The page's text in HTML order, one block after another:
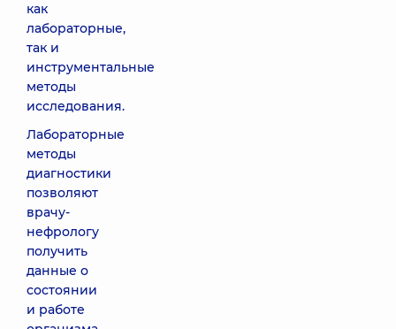
как
лабораторные,
так и
инструментальные
методы
исследования.
Лабораторные
методы
диагностики
позволяют
врачу-
нефрологу
получить
данные о
состоянии
и работе